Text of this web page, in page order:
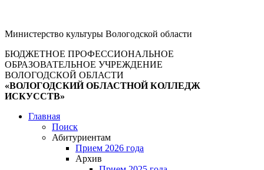
Министерство культуры Вологодской области
БЮДЖЕТНОЕ ПРОФЕССИОНАЛЬНОЕ
ОБРАЗОВАТЕЛЬНОЕ УЧРЕЖДЕНИЕ
ВОЛОГОДСКОЙ ОБЛАСТИ
«ВОЛОГОДСКИЙ ОБЛАСТНОЙ КОЛЛЕДЖ
ИСКУССТВ»
Главная
Поиск
Абитуриентам
Прием 2026 года
Архив